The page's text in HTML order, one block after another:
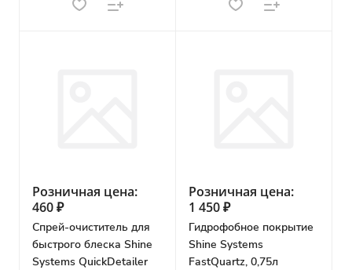
Розничная цена:
460 ₽
Спрей-очиститель для
быстрого блеска Shine
Systems QuickDetailer
Розничная цена:
1 450 ₽
Гидрофобное покрытие
Shine Systems
FastQuartz, 0,75л